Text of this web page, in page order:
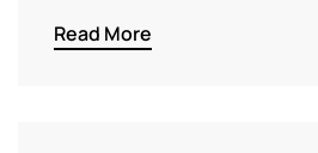
Read More